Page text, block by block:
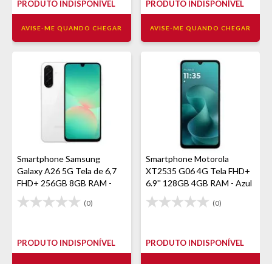
PRODUTO INDISPONÍVEL
AVISE-ME QUANDO CHEGAR
PRODUTO INDISPONÍVEL
AVISE-ME QUANDO CHEGAR
Smartphone Samsung
Galaxy A26 5G Tela de 6,7
FHD+ 256GB 8GB RAM -
Branco
(0)
PRODUTO INDISPONÍVEL
Smartphone Motorola
XT2535 G06 4G Tela FHD+
6.9'' 128GB 4GB RAM - Azul
Marinho
(0)
PRODUTO INDISPONÍVEL